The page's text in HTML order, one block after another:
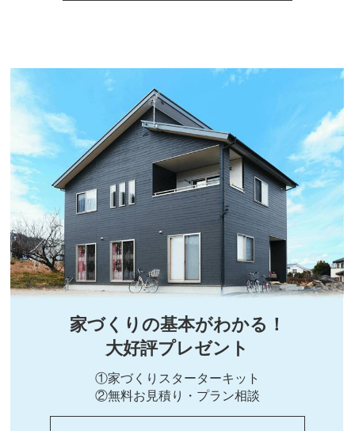
家づくりの基本がわかる！
大好評プレゼント
①家づくりスターターキット
②無料お見積り・プラン相談